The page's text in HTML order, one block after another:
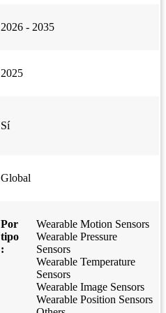
2026 - 2035
2025
Sí
Global
Por
tipo
:
Wearable Motion Sensors
Wearable Pressure
Sensors
Wearable Temperature
Sensors
Wearable Image Sensors
Wearable Position Sensors